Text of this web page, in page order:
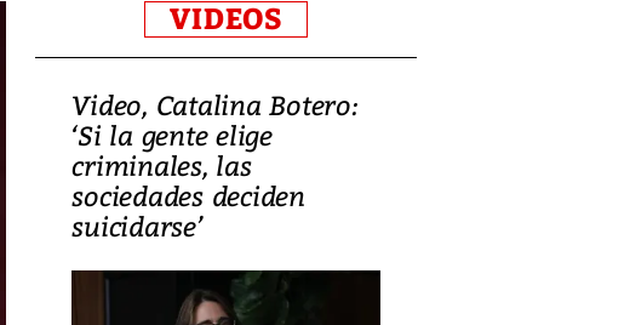
VIDEOS
Video, Catalina Botero:
‘Si la gente elige
criminales, las
sociedades deciden
suicidarse’